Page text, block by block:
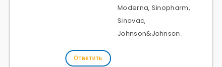
Moderna, Sinopharm,
Sinovac,
Johnson&Johnson.
Ответить